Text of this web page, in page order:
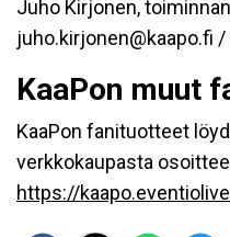
Juho Kirjonen,
juho.kirjonen@kaapo.fi
KaaPon muut
KaaPon fanituotteet
verkkokaupasta
https://